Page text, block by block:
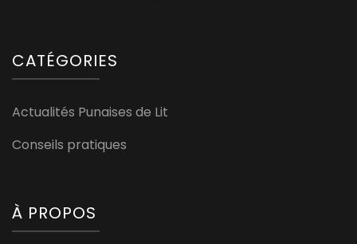
CATÉGORIES
Actualités Punaises de Lit
Conseils pratiques
À PROPOS